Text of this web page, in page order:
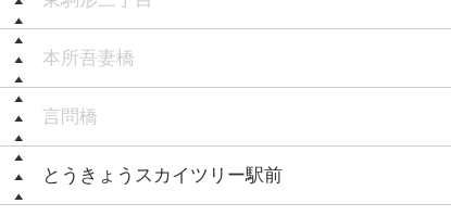
本所吾妻橋
言問橋
とうきょうスカイツリー駅前